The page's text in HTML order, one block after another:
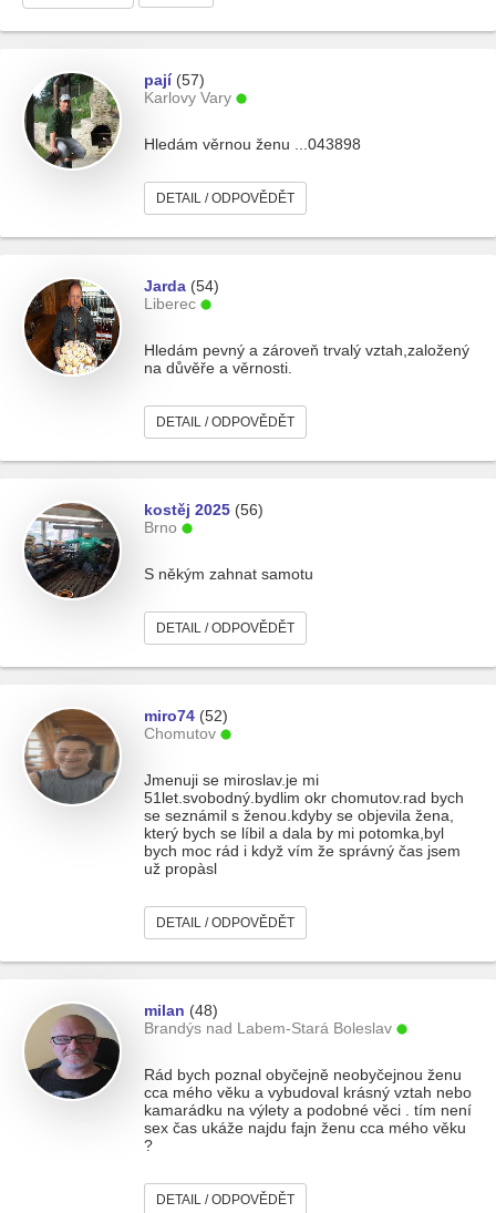
pají(57)
Karlovy Vary
Hledám věrnou ženu ...043898
DETAIL / ODPOVĚDĚT
Jarda (54)
Liberec
Hledám pevný a zároveň trvalý vztah,založený
na důvěře a věrnosti.
DETAIL / ODPOVĚDĚT
kostěj 2025 (56)
Brno
S někým zahnat samotu
DETAIL / ODPOVĚDĚT
miro74 (52)
Chomutov
Jmenuji se miroslav.je mi
51let.svobodný.bydlim okr chomutov.rad bych
se seznámil s ženou.kdyby se objevila žena,
který bych se líbil a dala by mi potomka,byl
bych moc rád i když vím že správný čas jsem
už propàsl
DETAIL / ODPOVĚDĚT
milan (48)
Brandýs nad Labem-Stará Boleslav
Rád bych poznal obyčejně neobyčejnou ženu
cca mého věku a vybudoval krásný vztah nebo
kamarádku na výlety a podobné věci . tím není
sex čas ukáže najdu fajn ženu cca mého věku
?
DETAIL / ODPOVĚDĚT